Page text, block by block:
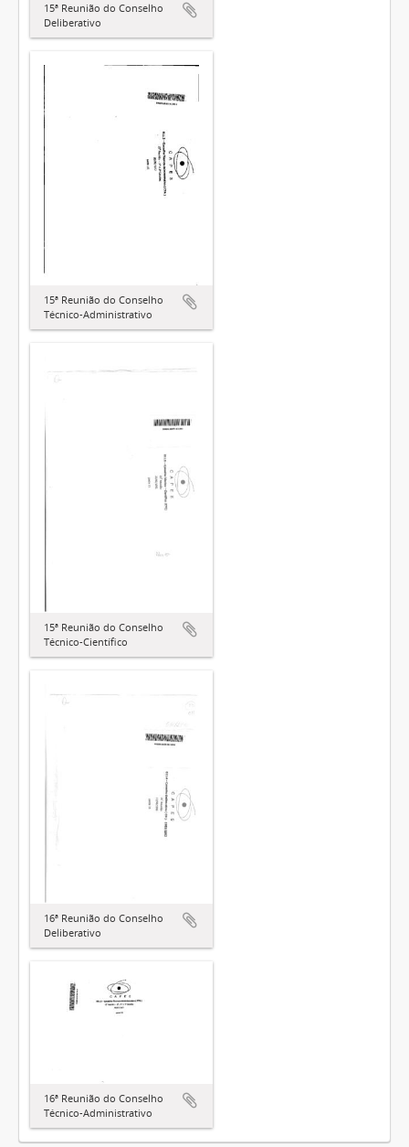
15ª Reunião do Conselho
Deliberativo
15ª Reunião do Conselho
Técnico-Administrativo
15ª Reunião do Conselho
Técnico-Científico
16ª Reunião do Conselho
Deliberativo
16ª Reunião do Conselho
Técnico-Administrativo